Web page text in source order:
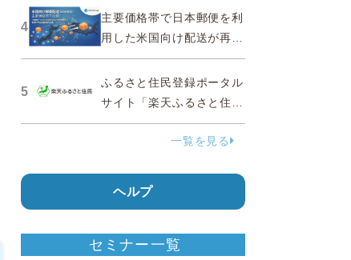
4
主要価格帯で日本郵便を利
用した米国向け配送が再
開、DDPソリューションと
API連携…ZenGroup
5
ふるさと住民登録ポータル
サイト「楽天ふるさと住
民」を2027年春に開設
一覧を見る
ヘルプ
セミナー一覧